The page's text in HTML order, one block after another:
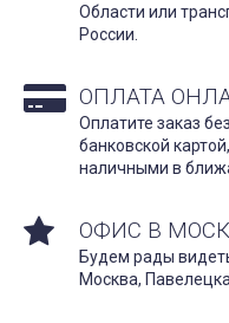
Области или
России.
ОПЛАТА
Оплатите заказ
банковской
наличными в
ОФИС В
Будем рады
Москва,